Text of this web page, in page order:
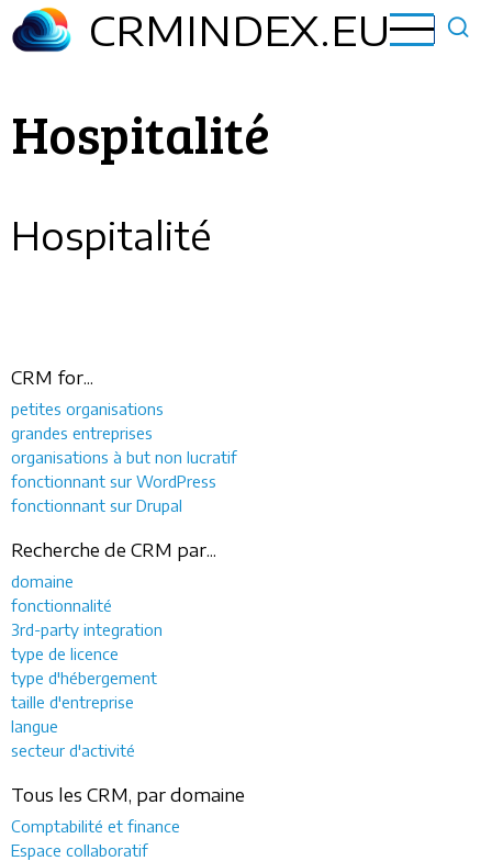
Aller
au
CRMINDEX.EU
Hospitalité
Hospitalité
CRM for...
petites organisations
grandes entreprises
organisations à but non lucratif
fonctionnant sur WordPress
fonctionnant sur Drupal
Recherche de CRM par...
domaine
fonctionnalité
3rd-party integration
type de licence
type d'hébergement
taille d'entreprise
langue
secteur d'activité
Tous les CRM, par domaine
Comptabilité et finance
Espace collaboratif